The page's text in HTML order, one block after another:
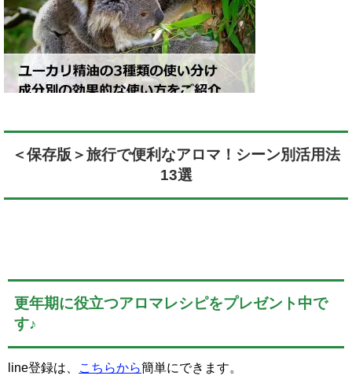
＜保存版＞旅行で便利なアロマ！シーン別活用法
13選
更年期に役立つアロマレシピをプレゼント中で
す♪
line登録は、 こちらから簡単にできます。